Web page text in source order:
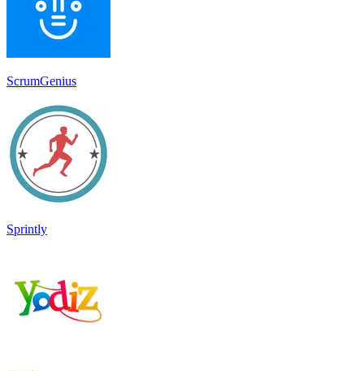
ScrumGenius
Sprintly